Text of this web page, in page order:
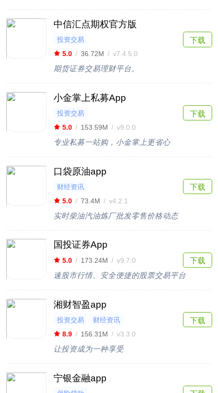
中信汇点期权官方版
投资交易
5.0 / 36.72M / v7.4.5.0
期货证券交易理财平台。
下载
小金掌上私募App
投资交易
5.0 / 153.59M / v9.0.0
专业私募一站购，小金掌上更省心
下载
口袋原油app
财经资讯
5.0 / 73.4M / v4.2.1
实时柴油汽油炼厂批发零售价格动态
下载
国投证券App
5.0 / 173.24M / v9.7.0
速股市行情、安全便捷的股票交易平台
下载
湘财智盈app
投资交易
财经资讯
8.9 / 156.31M / v3.3.0
让投资成为一种享受
下载
宁银金融app